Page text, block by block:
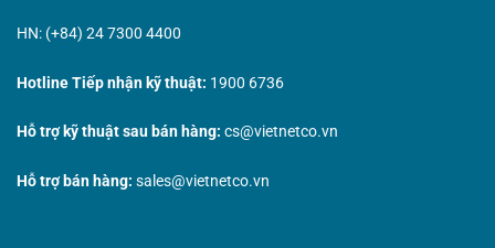
HN: (+84) 24 7300 4400
Hotline Tiếp nhận kỹ thuật: 1900 6736
Hỗ trợ kỹ thuật sau bán hàng: cs@vietnetco.vn
Hỗ trợ bán hàng: sales@vietnetco.vn